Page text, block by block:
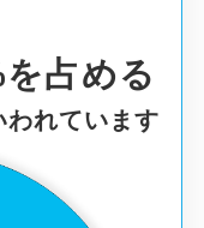
占める
われています